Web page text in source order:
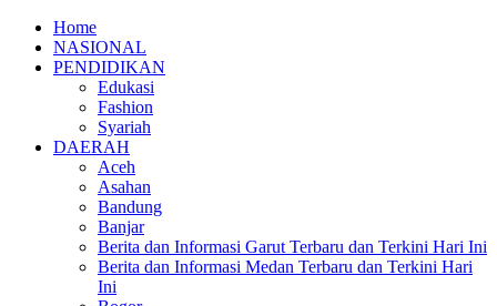
Home
NASIONAL
PENDIDIKAN
Edukasi
Fashion
Syariah
DAERAH
Aceh
Asahan
Bandung
Banjar
Berita dan Informasi Garut Terbaru dan Terkini Hari Ini
Berita dan Informasi Medan Terbaru dan Terkini Hari
Ini